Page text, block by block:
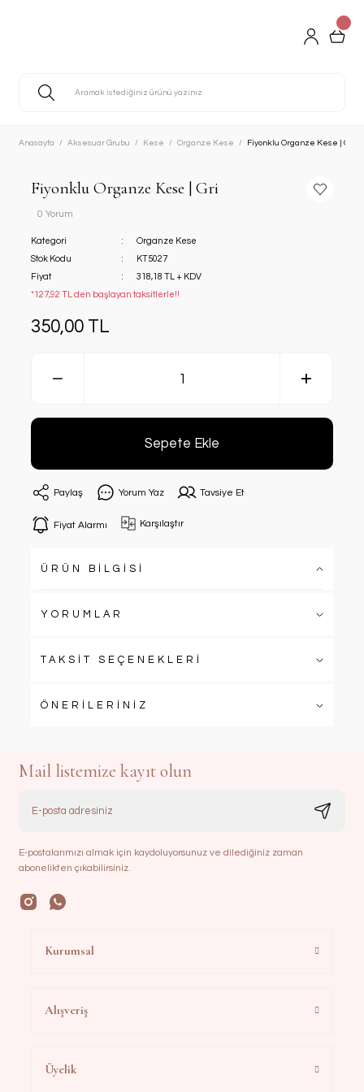
Anasayfa Aksesuar Grubu Kese Organze Kese Fiyonklu Organze Kese | Gri
Fiyonklu Organze Kese | Gri
0 Yorum
Kategori
Organze Kese
Stok Kodu
KT5027
Fiyat
318,18 TL + KDV
*127,92 TL den başlayan taksitlerle!!
350,00 TL
Sepete Ekle
Paylaş Yorum Yaz Tavsiye Et
Fiyat Alarmı Karşılaştır
ÜRÜN BİLGİSİ
YORUMLAR
TAKSİT SEÇENEKLERİ
ÖNERİLERİNİZ
Mail listemize kayıt olun
E-postalarımızı almak için kaydoluyorsunuz ve dilediğiniz zaman
abonelikten çıkabilirsiniz.
Kurumsal
Alışveriş
Üyelik